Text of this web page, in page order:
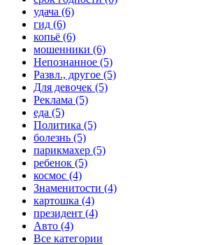
удача (6)
гид (6)
копьё (6)
мошенники (6)
Непознанное (5)
Развл., другое (5)
Для девочек (5)
Реклама (5)
еда (5)
Политика (5)
болезнь (5)
парикмахер (5)
ребенок (5)
космос (4)
Знаменитости (4)
картошка (4)
президент (4)
Авто (4)
Все категории